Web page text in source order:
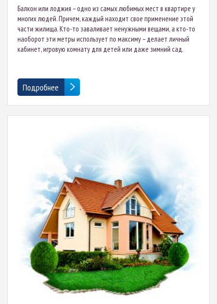
Балкон или лоджия – одно из самых любимых мест в квартире у
многих людей. Причем, каждый находит свое применение этой
части жилища. Кто-то заваливает ненужными вещами, а кто-то
наоборот эти метры использует по максиму – делает личный
кабинет, игровую комнату для детей или даже зимний сад.
Подробнее